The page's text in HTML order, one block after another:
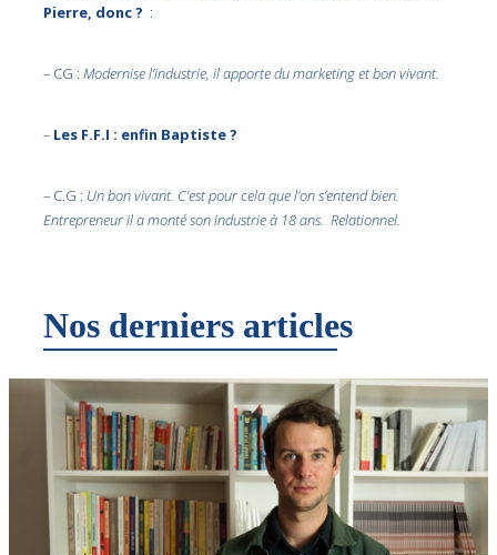
Pierre, donc ? :
– CG :Modernise l’industrie, il apporte du marketing et bon vivant.
– Les F.F.I : enfin Baptiste ?
– C.G : Un bon vivant. C’est pour cela que l’on s’entend bien.
Entrepreneur il a monté son industrie à 18 ans. Relationnel.
Nos derniers articles